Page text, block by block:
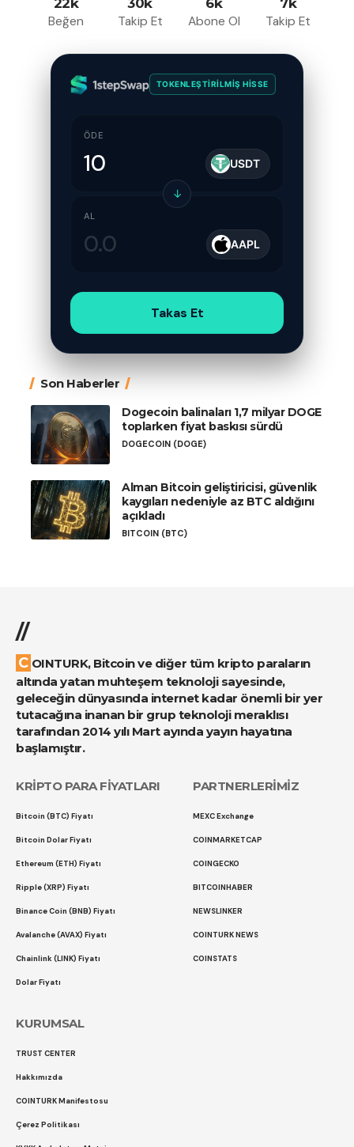
Beğen Takip Et Abone Ol Takip Et
TOKENLEŞTIRILMIŞ HISSE
ÖDE
USDT
↓
AL
AAPL
Takas Et
Son Haberler
Dogecoin balinaları 1,7 milyar DOGE
toplarken fiyat baskısı sürdü
DOGECOIN (DOGE)
Alman Bitcoin geliştiricisi, güvenlik
kaygıları nedeniyle az BTC aldığını
açıkladı
BITCOIN (BTC)
//
COINTURK, Bitcoin ve diğer tüm kripto paraların
altında yatan muhteşem teknoloji sayesinde,
geleceğin dünyasında internet kadar önemli bir yer
tutacağına inanan bir grup teknoloji meraklısı
tarafından 2014 yılı Mart ayında yayın hayatına
başlamıştır.
KRİPTO PARA FİYATLARI
Bitcoin (BTC) Fiyatı
Bitcoin Dolar Fiyatı
Ethereum (ETH) Fiyatı
Ripple (XRP) Fiyatı
Binance Coin (BNB) Fiyatı
Avalanche (AVAX) Fiyatı
Chainlink (LINK) Fiyatı
Dolar Fiyatı
PARTNERLERİMİZ
MEXC Exchange
COINMARKETCAP
COINGECKO
BITCOINHABER
NEWSLINKER
COINTURK NEWS
COINSTATS
KURUMSAL
TRUST CENTER
Hakkımızda
COINTURK Manifestosu
Çerez Politikası